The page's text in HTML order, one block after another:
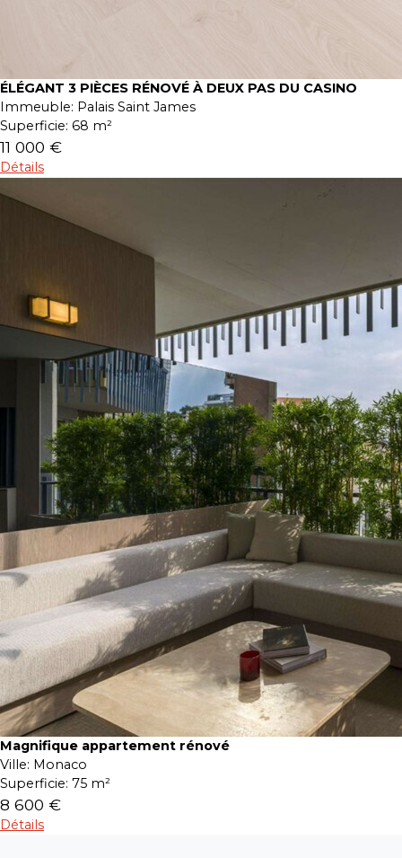
ÉLÉGANT 3 PIÈCES RÉNOVÉ À DEUX PAS DU CASINO
Immeuble: Palais Saint James
Superficie: 68 m²
11 000 €
Détails
Magnifique appartement rénové
Ville: Monaco
Superficie: 75 m²
8 600 €
Détails